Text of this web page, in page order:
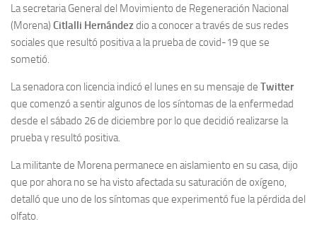
La secretaria General del Movimiento de Regeneración Nacional
(Morena) Citlalli Hernándezdio a conocer a través de sus redes
sociales que resultó positiva a la prueba de covid-19 que se
sometió.
La senadora con licencia indicó el lunes en su mensaje de Twitter
que comenzó a sentir algunos de los síntomas de la enfermedad
desde el sábado 26 de diciembre por lo que decidió realizarse la
prueba y resultó positiva.
La militante de Morena permanece en aislamiento en su casa, dijo
que por ahora no se ha visto afectada su saturación de oxígeno,
detalló que uno de los síntomas que experimentó fue la pérdida del
olfato.